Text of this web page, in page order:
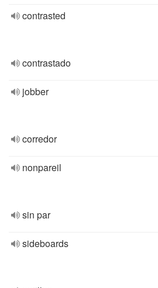
contrasted
contrastado
jobber
corredor
nonpareil
sin par
sideboards